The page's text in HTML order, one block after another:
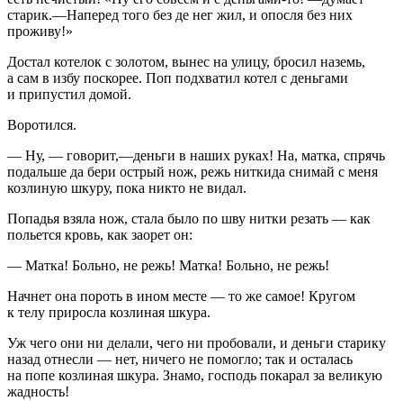
старик.—Наперед того без де нег жил, и опосля без них
проживу!»
Достал котелок с золотом, вынес на улицу, бросил наземь,
а сам в избу поскорее. Поп подхватил котел с деньгами
и припустил домой.
Воротился.
— Ну, — говорит,—деньги в наших руках! На, матка, спрячь
подальше да бери острый нож, режь ниткида снимай с меня
козлиную шкуру, пока никто не видал.
Попадья взяла нож, стала было по шву нитки резать — как
польется кровь, как заорет он:
— Матка! Больно, не режь! Матка! Больно, не режь!
Начнет она пороть в ином месте — то же самое! Кругом
к телу приросла козлиная шкура.
Уж чего они ни делали, чего ни пробовали, и деньги старику
назад отнесли — нет, ничего не помогло; так и осталась
на попе козлиная шкура. Знамо, господь покарал за великую
жадность!